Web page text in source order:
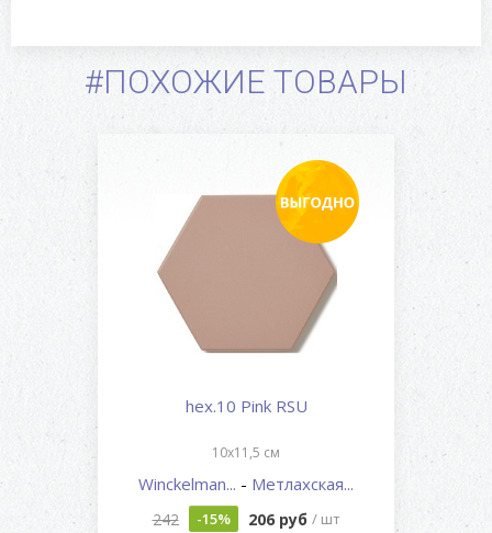
#ПОХОЖИЕ ТОВАРЫ
hex.10 Pink RSU
10x11,5 см
Winckelman... - Метлахская...
242 -15% 206 руб / шт